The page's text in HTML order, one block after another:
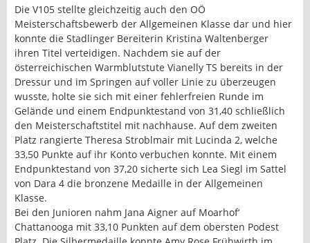
Die V105 stellte gleichzeitig auch den OÖ
Meisterschaftsbewerb der Allgemeinen Klasse dar und hier
konnte die Stadlinger Bereiterin Kristina Waltenberger
ihren Titel verteidigen. Nachdem sie auf der
österreichischen Warmblutstute Vianelly TS bereits in der
Dressur und im Springen auf voller Linie zu überzeugen
wusste, holte sie sich mit einer fehlerfreien Runde im
Gelände und einem Endpunktestand von 31,40 schließlich
den Meisterschaftstitel mit nachhause. Auf dem zweiten
Platz rangierte Theresa Stroblmair mit Lucinda 2, welche
33,50 Punkte auf ihr Konto verbuchen konnte. Mit einem
Endpunktestand von 37,20 sicherte sich Lea Siegl im Sattel
von Dara 4 die bronzene Medaille in der Allgemeinen
Klasse.
Bei den Junioren nahm Jana Aigner auf Moarhof‘
Chattanooga mit 33,10 Punkten auf dem obersten Podest